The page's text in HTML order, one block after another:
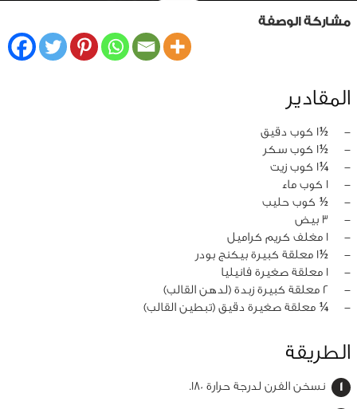
مشاركة الوصفة
المقادير
‏-
½1 كوب دقيق
‏-
½1 كوب سكر
‏-
¼1 كوب زيت
‏-
1 كوب ماء
‏-
½ كوب حليب
‏-
3 بيض
‏-
1 مغلف كريم كراميل
‏-
½1 معلقة كبيرة بيكنج بودر
‏-
1 معلقة صغيرة فانيليا
‏-
2 معلقة كبيرة زبدة (لدهن القالب)
‏-
¼ معلقة صغيرة دقيق (تبطين القالب)
الطريقة
نسخن الفرن لدرجة حرارة 180.